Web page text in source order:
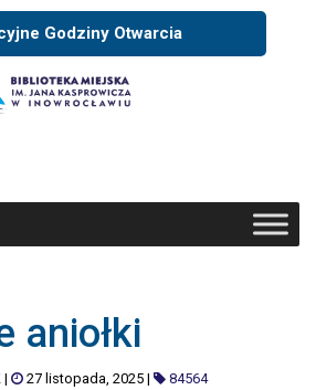
Godziny Otwarcia
aniołki
| 27 listopada, 2025| 84564